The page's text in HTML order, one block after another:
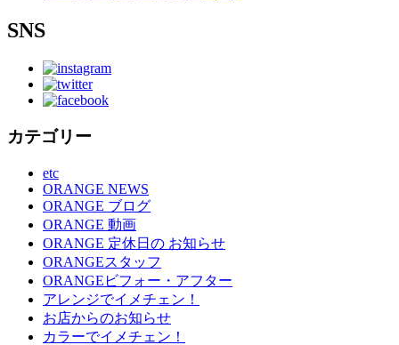
SNS
カテゴリー
etc
ORANGE NEWS
ORANGE ブログ
ORANGE 動画
ORANGE 定休日の お知らせ
ORANGEスタッフ
ORANGEビフォー・アフター
アレンジでイメチェン！
お店からのお知らせ
カラーでイメチェン！